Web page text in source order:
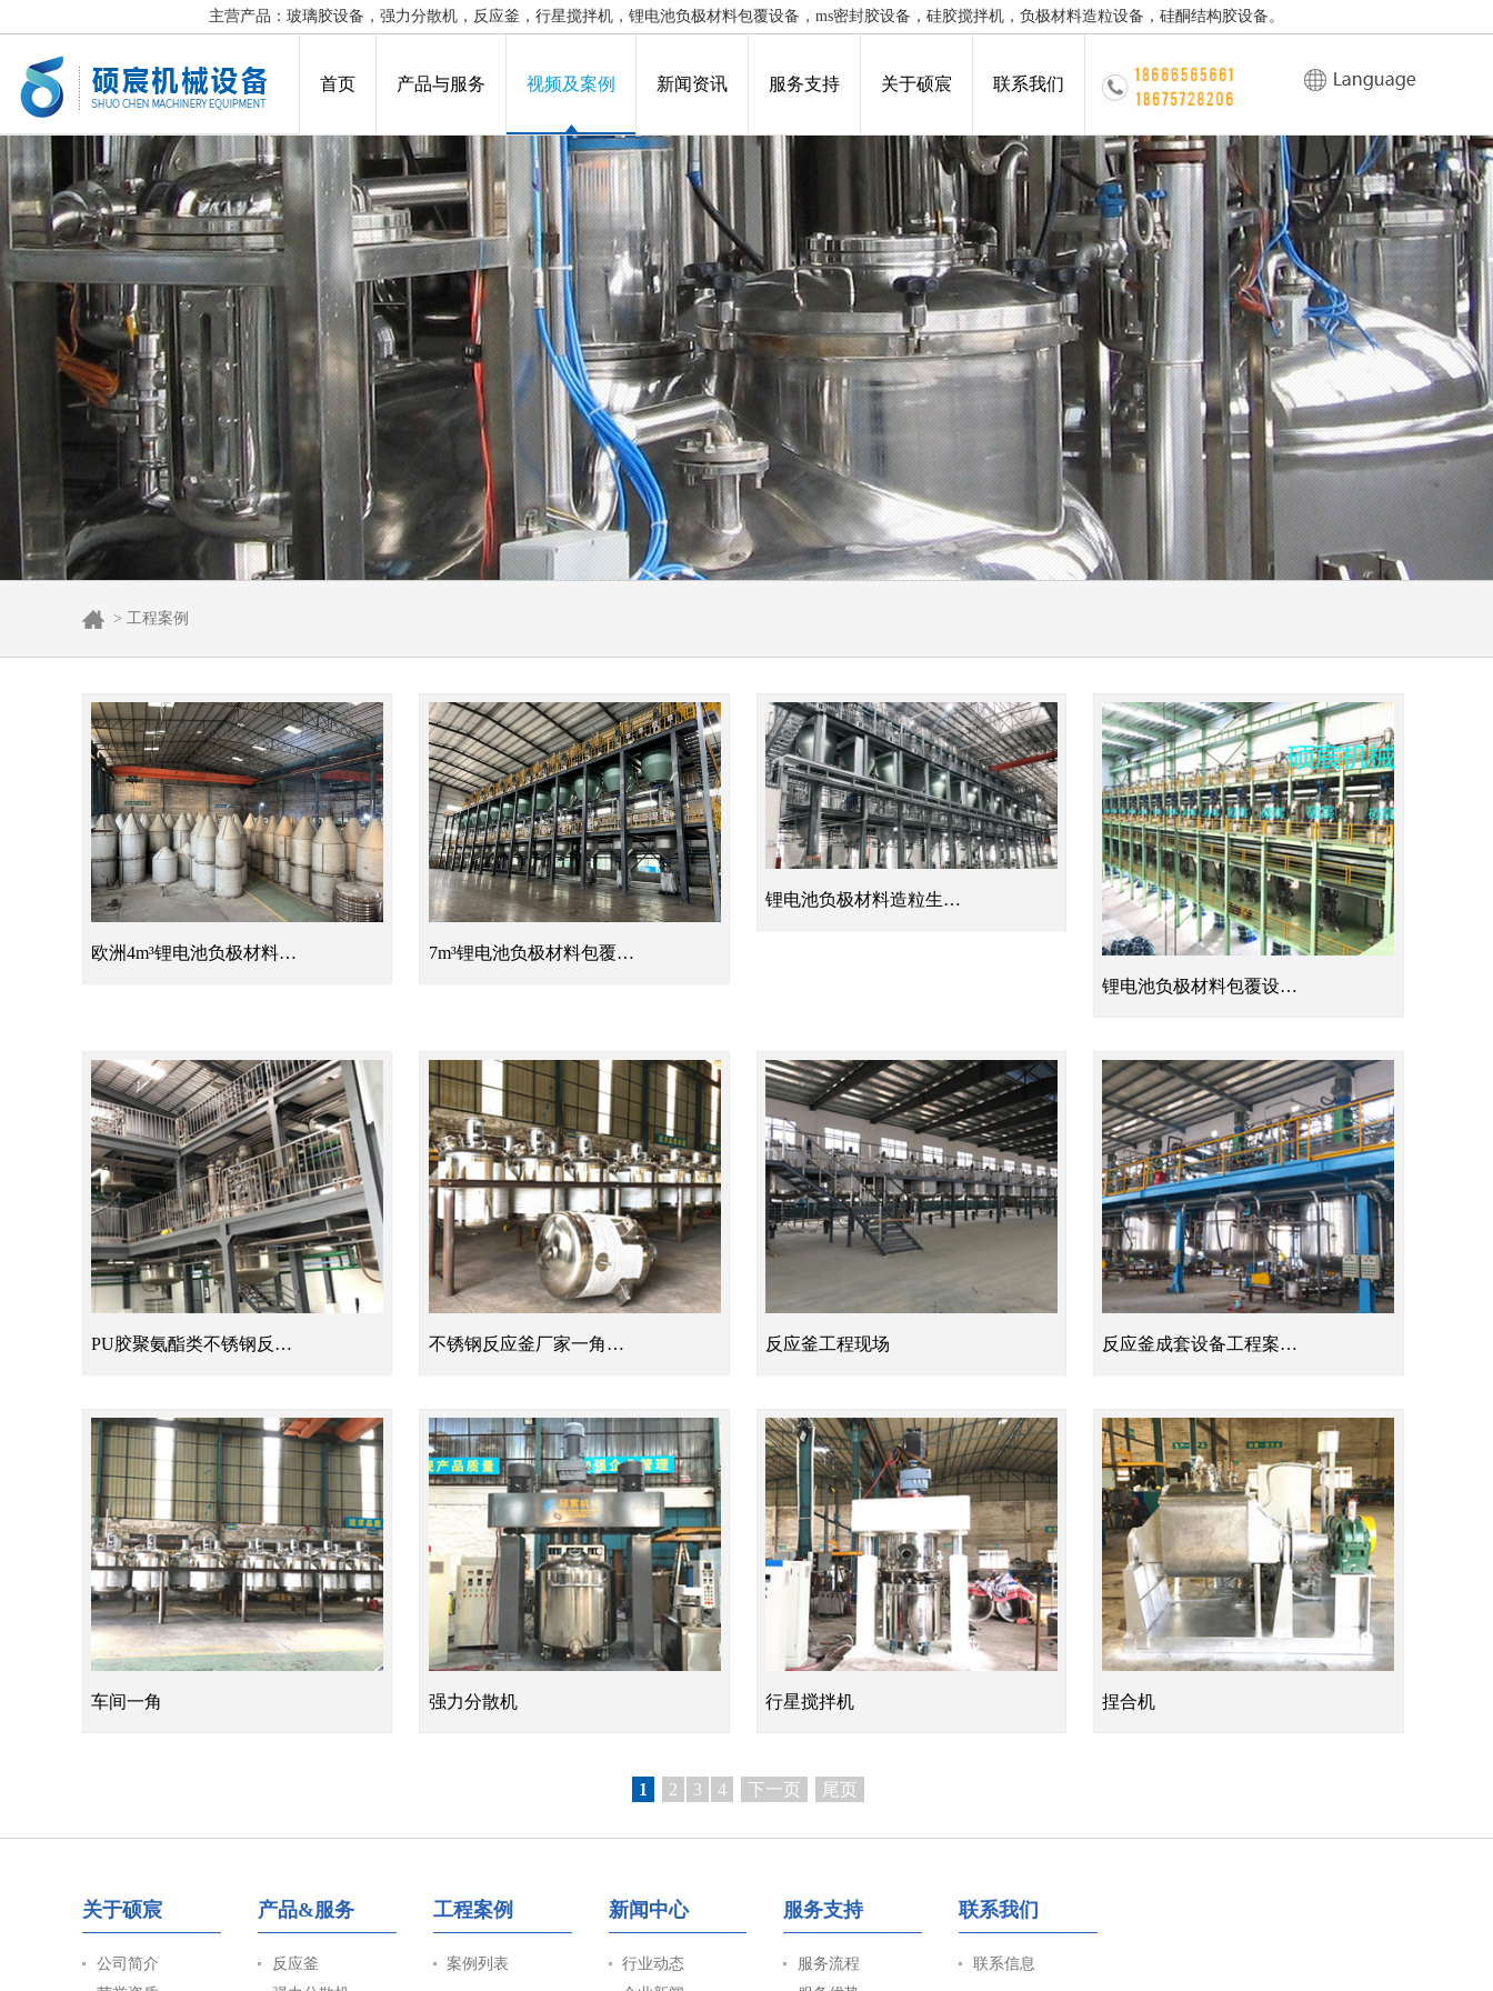
主营产品：玻璃胶设备，强力分散机，反应釜，行星搅拌机，锂电池负极材料包覆设备，ms密封胶设备，硅胶搅拌机，负极材料造粒设备，硅酮结构胶设备。
首页 产品与服务 视频及案例 新闻资讯 服务支持 关于硕宸 联系我们
> 工程案例
欧洲4m³锂电池负极材料… 7m³锂电池负极材料包覆…
锂电池负极材料造粒生…
锂电池负极材料包覆设…
PU胶聚氨酯类不锈钢反… 不锈钢反应釜厂家一角… 反应釜工程现场 反应釜成套设备工程案…
车间一角 强力分散机 行星搅拌机 捏合机
1 2 3 4 下一页 尾页
关于硕宸
公司简介
产品&服务
反应釜
工程案例
案例列表
新闻中心
行业动态
服务支持
服务流程
联系我们
联系信息